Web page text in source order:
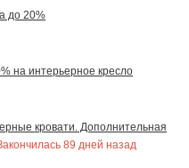
до 20%
на интерьерное кресло
кровати. Дополнительная
89 дней назад